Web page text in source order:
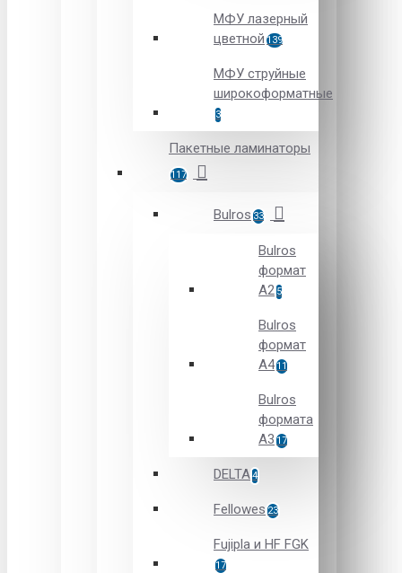
МФУ лазерный
цветной 139
МФУ струйные
широкоформатные
3
Пакетные ламинаторы
117
Bulros 33
Bulros
формат
A2 5
Bulros
формат
A411
Bulros
формата
А3 17
DELTA4
Fellowes 23
Fujipla и HF FGK
17